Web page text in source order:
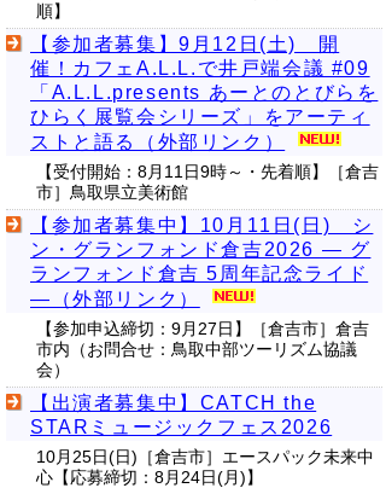
順】
【参加者募集】9月12日(土) 開
催！カフェA.L.L.で井戸端会議 #09
「A.L.L.presents あーとのとびらを
ひらく展覧会シリーズ」をアーティ
ストと語る（外部リンク）
【受付開始：8月11日9時～・先着順】［倉吉
市］鳥取県立美術館
【参加者募集中】10月11日(日) シ
ン・グランフォンド倉吉2026 ― グ
ランフォンド倉吉 5周年記念ライド
―（外部リンク）
【参加申込締切：9月27日】［倉吉市］倉吉
市内（お問合せ：鳥取中部ツーリズム協議
会）
【出演者募集中】CATCH the
STARミュージックフェス2026
10月25日(日)［倉吉市］エースパック未来中
心【応募締切：8月24日(月)】